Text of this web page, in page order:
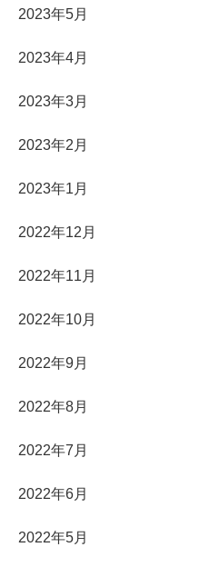
2023年5月
2023年4月
2023年3月
2023年2月
2023年1月
2022年12月
2022年11月
2022年10月
2022年9月
2022年8月
2022年7月
2022年6月
2022年5月